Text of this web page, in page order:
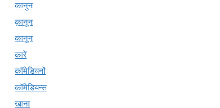
कानुन
क़ानून
कानून
कारें
कॉमेडियनों
कॉमेडियन्स
खाना